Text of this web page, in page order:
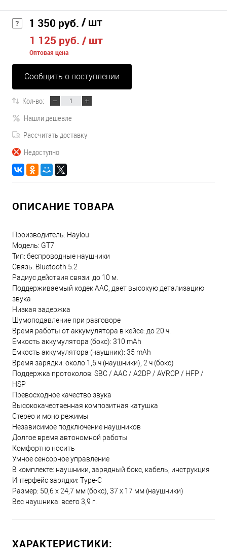
1 350 руб. / шт
1 125 руб. / шт
Оптовая цена
Сообщить о поступлении
Кол-во:
Нашли дешевле
Рассчитать доставку
Недоступно
ОПИСАНИЕ ТОВАРА
Производитель: Haylou
Модель: GT7
Тип: беспроводные наушники
Связь: Bluetooth 5.2
Радиус действия связи: до 10 м.
Поддерживаемый кодек AAC, дает высокую детализацию
звука
Низкая задержка
Шумоподавление при разговоре
Время работы от аккумулятора в кейсе: до 20 ч.
Емкость аккумулятора (бокс): 310 mAh
Емкость аккумулятора (наушник): 35 mAh
Время зарядки: около 1,5 ч (наушники), 2 ч (бокс)
Поддержка протоколов: SBC / AAC / A2DP / AVRCP / HFP /
HSP
Превосходное качество звука
Высококачественная композитная катушка
Стерео и моно режимы
Независимое подключение наушников
Долгое время автономной работы
Комфортно носить
Умное сенсорное управление
В комплекте: наушники, зарядный бокс, кабель, инструкция
Интерфейс зарядки: Type-C
Размер: 50,6 х 24,7 мм (бокс), 37 х 17 мм (наушники)
Вес наушника: всего 3,9 г.
ХАРАКТЕРИСТИКИ: